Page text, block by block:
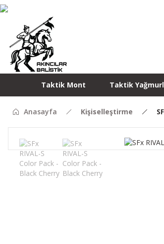
Taktik Mont Taktik
Anasayfa Kişiselleştirme